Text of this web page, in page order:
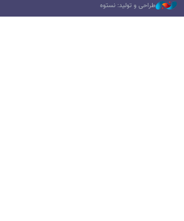
طراحی و تولید: نستوه